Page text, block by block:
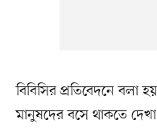
বিবিসির প্রতিবেদনে বলা
মানুষদের বসে থাকতে দেখা